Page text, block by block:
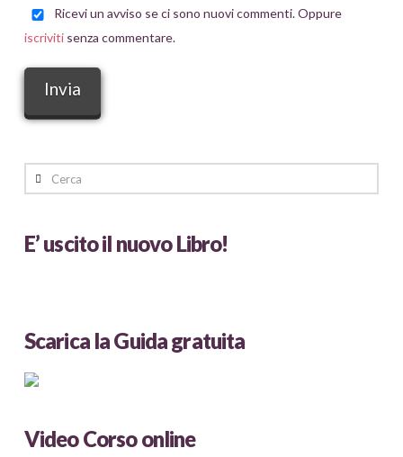
Ricevi un avviso se ci sono nuovi commenti. Oppure
iscrivitisenza commentare.
Cerca
E’ uscito il nuovo Libro!
Scarica la Guida gratuita
Video Corso online